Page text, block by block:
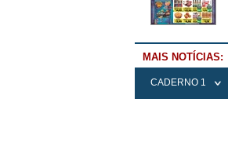
MAIS NOTÍCIAS:
CADERNO 1